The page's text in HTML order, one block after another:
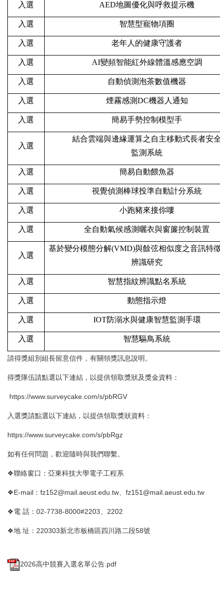
入選 AED地圖優化與呼救提示機
入選 智慧型寵物項圈
入選 老年人的健康守護者
入選 AI變頻智能紅外線體溫感應空調
入選 自動偵測泡茶數值機器
入選 煙霧感測DC機器人通知
入選 簡易手勢控制模型手
入選
結合雲端與邊緣運算之自主移動式長者安
監測系統
入選 簡易自動餵魚器
入選 視覺偵測棒球投準自動計分系統
入選 小跑豬來接你嘍
入選 全自動氣候感測曬衣與窗簾控制裝置
入選
基於變分模態分解(VMD)與餘弦相似度之音訊特
辨識研究
入選 智慧指紋辨識點名系統
入選 動態指示燈
入選 IOT防溺水與健康智慧監測手環
入選 智慧驅鳥系統
請得獎組別組長留意信件，有關領獎訊息說明。
得獎隊伍請點選以下連結，以提供領取獎狀及獎金資料：
https://www.surveycake.com/s/pbRGV
入選獎請點選以下連結，以提供領取獎狀資料：
https://www.surveycake.com/s/pbRgz
如有任何問題，歡迎隨時與我們聯繫。
❖聯絡窗口：亞東科技大學電子工程系
❖ E-mail ：fz152@mail.aeust.edu.tw、fz151@mail.aeust.edu.tw
❖ 電 話：02-7738-8000#2203、2202
❖地 址：220303新北市板橋區四川路二段58號
2026高中競賽入選名單公告.pdf